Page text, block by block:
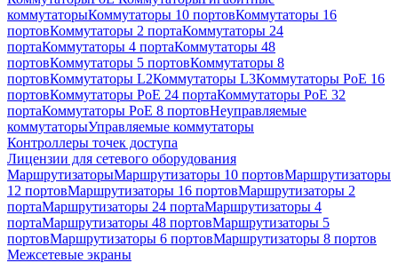
коммутаторыКоммутаторы 10 портовКоммутаторы 16
портовКоммутаторы 2 портаКоммутаторы 24
портаКоммутаторы 4 портаКоммутаторы 48
портовКоммутаторы 5 портовКоммутаторы 8
портовКоммутаторы L2Коммутаторы L3Коммутаторы PoE 16
портовКоммутаторы PoE 24 портаКоммутаторы PoE 32
портаКоммутаторы PoE 8 портовНеуправляемые
коммутаторыУправляемые коммутаторы
Контроллеры точек доступа
Лицензии для сетевого оборудования
МаршрутизаторыМаршрутизаторы 10 портовМаршрутизаторы
12 портовМаршрутизаторы 16 портовМаршрутизаторы 2
портаМаршрутизаторы 24 портаМаршрутизаторы 4
портаМаршрутизаторы 48 портовМаршрутизаторы 5
портовМаршрутизаторы 6 портовМаршрутизаторы 8 портов
Межсетевые экраны